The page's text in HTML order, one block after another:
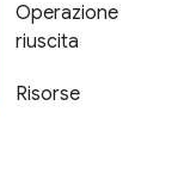
Operazione
riuscita
Risorse